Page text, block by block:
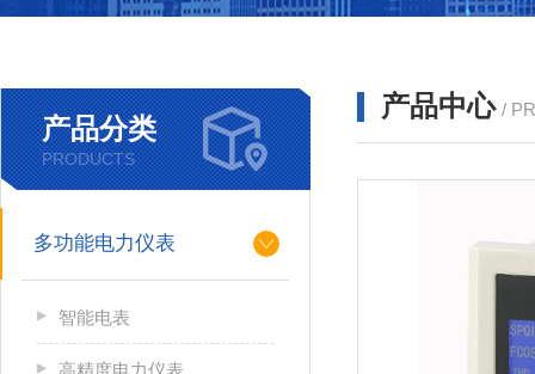
产品分类
PRODUCTS
多功能电力仪表
智能电表
高精度电力仪表
产品中心 /